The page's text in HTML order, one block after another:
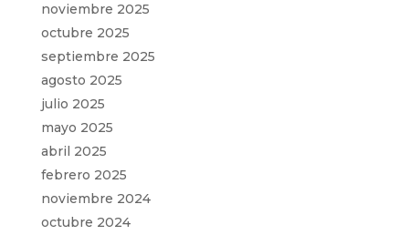
noviembre 2025
octubre 2025
septiembre 2025
agosto 2025
julio 2025
mayo 2025
abril 2025
febrero 2025
noviembre 2024
octubre 2024